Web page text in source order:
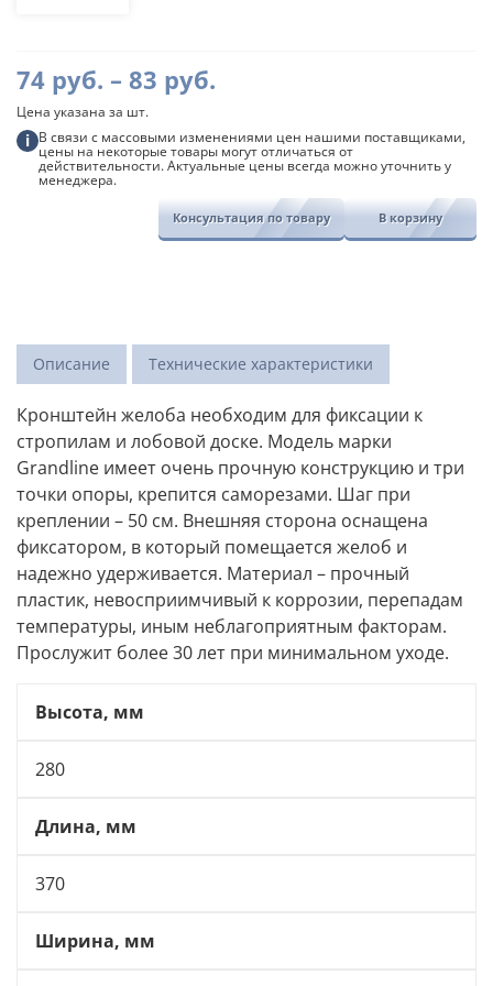
мм
Grandline
74 руб. – 83 руб.
74
руб.
83
руб.
Цена указана за шт.
i В связи с массовыми изменениями цен нашими поставщиками,
цены на некоторые товары могут отличаться от
действительности. Актуальные цены всегда можно уточнить у
менеджера.
Консультация по товару В корзину
Описание Технические характеристики
Кронштейн желоба необходим для фиксации к
стропилам и лобовой доске. Модель марки
Grandline имеет очень прочную конструкцию и три
точки опоры, крепится саморезами. Шаг при
креплении – 50 см. Внешняя сторона оснащена
фиксатором, в который помещается желоб и
надежно удерживается. Материал – прочный
пластик, невосприимчивый к коррозии, перепадам
температуры, иным неблагоприятным факторам.
Прослужит более 30 лет при минимальном уходе.
Высота, мм
280
Длина, мм
370
Ширина, мм